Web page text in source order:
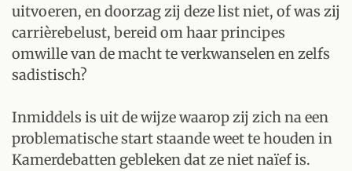
uitvoeren, en doorzag zij deze list niet, of was zij
carrièrebelust, bereid om haar principes
omwille van de macht te verkwanselen en zelfs
sadistisch?
Inmiddels is uit de wijze waarop zij zich na een
problematische start staande weet te houden in
Kamerdebatten gebleken dat ze niet naïef is.